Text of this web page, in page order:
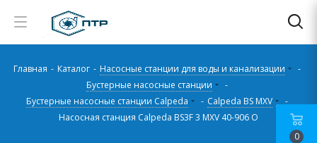
Главная - Каталог - Насосные станции для воды и канализации
-
Бустерные насосные станции
-
Бустерные насосные станции Calpeda
- Calpeda BS MXV
-
Насосная станция Calpeda BS3F 3 MXV 40-906 O
0